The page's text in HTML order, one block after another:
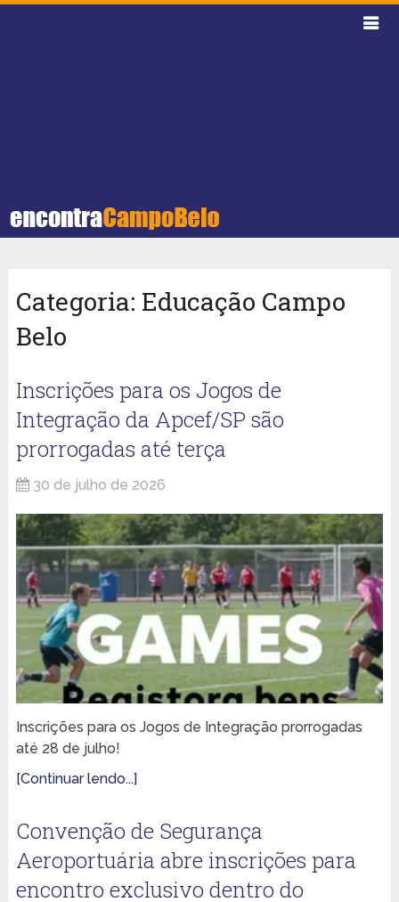
Categoria: Educação Campo
Belo
Inscrições para os Jogos de
Integração da Apcef/SP são
prorrogadas até terça
30 de julho de 2026
Inscrições para os Jogos de Integração prorrogadas
até 28 de julho!
[Continuar lendo...]
Convenção de Segurança
Aeroportuária abre inscrições para
encontro exclusivo dentro do